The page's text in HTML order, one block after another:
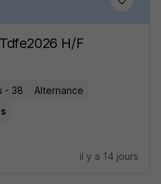
H/F
- 38
Alternance
il y a 14 jours